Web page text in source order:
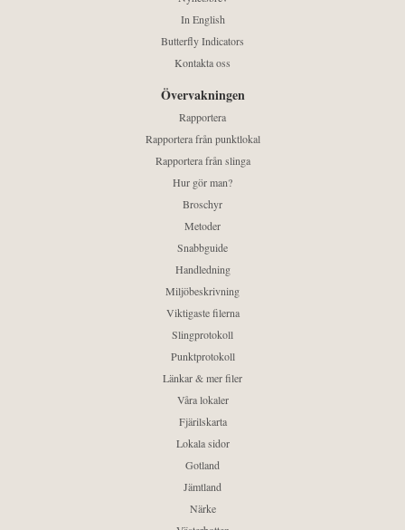
In English
Butterfly Indicators
Kontakta oss
Övervakningen
Rapportera
Rapportera från punktlokal
Rapportera från slinga
Hur gör man?
Broschyr
Metoder
Snabbguide
Handledning
Miljöbeskrivning
Viktigaste filerna
Slingprotokoll
Punktprotokoll
Länkar & mer filer
Våra lokaler
Fjärilskarta
Lokala sidor
Gotland
Jämtland
Närke